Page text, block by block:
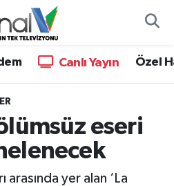
Canlı Yayın Özel
eseri
arasında yer alan ‘La
ve Fikstür